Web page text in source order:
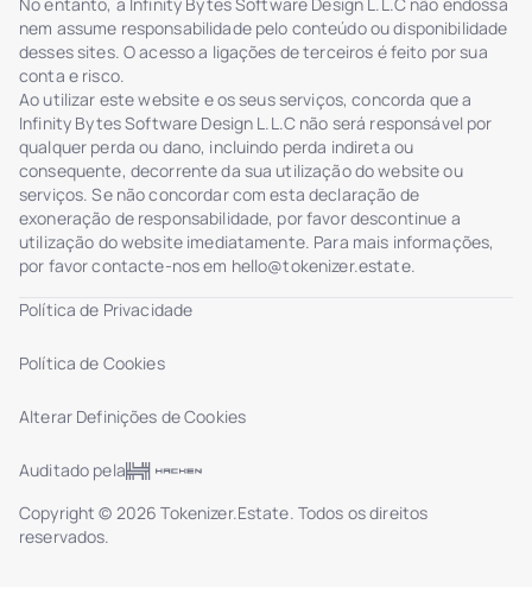
nem assume responsabilidade pelo conteúdo ou disponibilidade
desses sites. O acesso a ligações de terceiros é feito por sua
conta e risco.
Ao utilizar este website e os seus serviços, concorda que a
Infinity Bytes Software Design L.L.C não será responsável por
qualquer perda ou dano, incluindo perda indireta ou
consequente, decorrente da sua utilização do website ou
serviços. Se não concordar com esta declaração de
exoneração de responsabilidade, por favor descontinue a
utilização do website imediatamente. Para mais informações,
por favor contacte-nos em hello@tokenizer.estate.
Política de Privacidade
Política de Cookies
Alterar Definições de Cookies
Auditado pela
Copyright © 2026 Tokenizer.Estate. Todos os direitos
reservados.